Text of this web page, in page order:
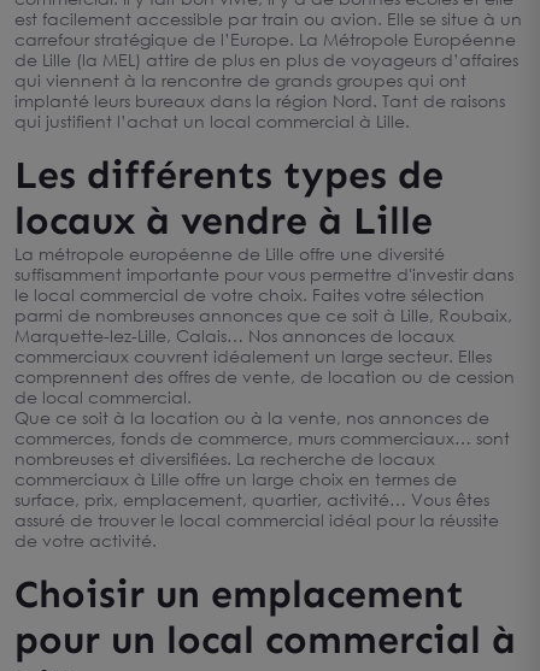
est facilement accessible par train ou avion. Elle se situe à un
carrefour stratégique de l’Europe. La Métropole Européenne
de Lille (la MEL) attire de plus en plus de voyageurs d’affaires
qui viennent à la rencontre de grands groupes qui ont
implanté leurs bureaux dans la région Nord. Tant de raisons
qui justifient l’achat un local commercial à Lille.
Les différents types de
locaux à vendre à Lille
La métropole européenne de Lille offre une diversité
suffisamment importante pour vous permettre d'investir dans
le local commercial de votre choix. Faites votre sélection
parmi de nombreuses annonces que ce soit à Lille, Roubaix,
Marquette-lez-Lille, Calais… Nos annonces de locaux
commerciaux couvrent idéalement un large secteur. Elles
comprennent des offres de vente, de location ou de cession
de local commercial.
Que ce soit à la location ou à la vente, nos annonces de
commerces, fonds de commerce, murs commerciaux… sont
nombreuses et diversifiées. La recherche de locaux
commerciaux à Lille offre un large choix en termes de
surface, prix, emplacement, quartier, activité… Vous êtes
assuré de trouver le local commercial idéal pour la réussite
de votre activité.
Choisir un emplacement
pour un local commercial à